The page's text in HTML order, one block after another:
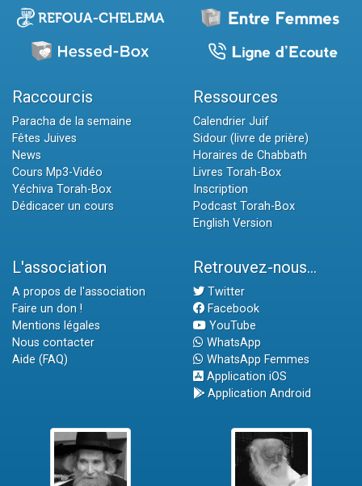
Raccourcis
Paracha de la semaine
Fêtes Juives
News
Cours Mp3-Vidéo
Yéchiva Torah-Box
Dédicacer un cours
Ressources
Calendrier Juif
Sidour (livre de prière)
Horaires de Chabbath
Livres Torah-Box
Inscription
Podcast Torah-Box
English Version
L'association
A propos de l'association
Faire un don !
Mentions légales
Nous contacter
Aide (FAQ)
Retrouvez-nous...
Twitter
Facebook
YouTube
WhatsApp
WhatsApp Femmes
Application iOS
Application Android